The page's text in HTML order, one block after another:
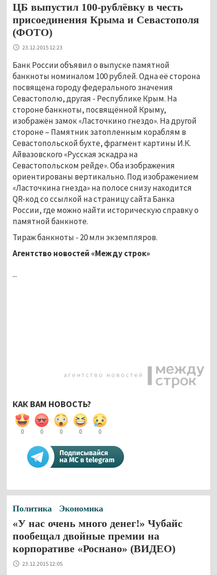
ЦБ выпустил 100-рублёвку в честь
присоединения Крыма и Севастополя
(ФОТО)
23.12.2015 12:23
Банк России объявил о выпуске памятной
банкноты номиналом 100 рублей. Одна её сторона
посвящена городу федерального значения
Севастополю, другая - Республике Крым. На
стороне банкноты, посвящённой Крыму,
изображён замок «Ласточкино гнездо». На другой
стороне – Памятник затопленным кораблям в
Севастопольской бухте, фрагмент картины И.К.
Айвазовского «Русская эскадра на
Севастопольском рейде». Оба изображения
ориентированы вертикально. Под изображением
«Ласточкина гнезда» на полосе снизу находится
QR-код со ссылкой на страницу сайта Банка
России, где можно найти историческую справку о
памятной банкноте.
Тираж банкноты - 20 млн экземпляров.
Агентство новостей «Между строк»
...
КАК ВАМ НОВОСТЬ?
0 0 0 0 0
Политика Экономика
«У нас очень много денег!» Чубайс
пообещал двойные премии на
корпоративе «Роснано» (ВИДЕО)
23.12.2015 12:05